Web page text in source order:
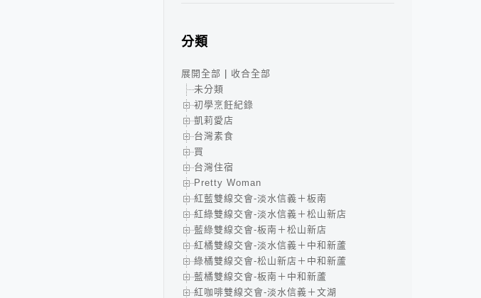
分類
展開全部
收合全部
未分類
初學烹飪紀錄
凱莉愛店
台灣素食
買
台灣住宿
Pretty Woman
紅藍雙線交會-淡水信義＋板南
紅綠雙線交會-淡水信義＋松山新店
藍綠雙線交會-板南＋松山新店
紅橘雙線交會-淡水信義＋中和新蘆
綠橘雙線交會-松山新店＋中和新蘆
藍橘雙線交會-板南＋中和新蘆
紅咖啡雙線交會-淡水信義＋文湖